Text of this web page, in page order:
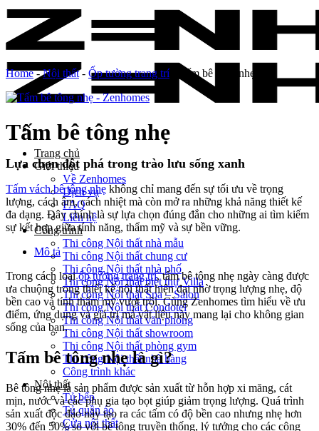
Skip
content
Trang chủ
Giới thiệu
Về Zenhomes
Dịch vụ
FAQ
Liên hệ
Công trình
Thi công Nội thất nhà mẫu
Thi công Nội thất chung cư
Thi công Nội thất nhà phố
Thi công Nội thất biệt thự Villa
Thi công Nội thất Spa – Salon
Thi công Nội thất Condotel
Thi công Nội thất văn phòng
Thi công Nội thất showroom
Thi công Nội thất phòng gym
Thi công Nội thất nhà hàng
Công trình khác
Nội thất
Tủ bếp
Tủ quần áo
Cửa nội thất
Home-Nội thất- Ốp tường trang trí- Tấm bê tông nhẹ
Tấm bê tông nhẹ
Lựa chọn đột phá trong trào lưu sống xanh
Tấm vách bê tông nhẹ không chỉ mang đến sự tối ưu về trọng
lượng, cách âm, cách nhiệt mà còn mở ra những khả năng thiết kế
đa dạng. Đây chính là sự lựa chọn đúng đắn cho những ai tìm kiếm
sự kết hợp giữa tính năng, thẩm mỹ và sự bền vững.
Mô tả
Trong cách loạiốp tường trang trí, tấm bê tông nhẹ ngày càng được
ưa chuộng trong thiết kế nội thất hiện đại nhờ trọng lượng nhẹ, độ
bền cao và tính thẩm mỹ vượt trội. Cùng Zenhomes tìm hiểu về ưu
điểm, ứng dụng và giá trị mà vật liệu này mang lại cho không gian
sống của bạn.
Tấm bê tông nhẹ là gì?
Bê tông nhẹ là sản phẩm được sản xuất từ hỗn hợp xi măng, cát
mịn, nước và các phụ gia tạo bọt giúp giảm trọng lượng. Quá trình
sản xuất độc đáo này tạo ra các tấm có độ bền cao nhưng nhẹ hơn
30% đến 50% so với bê tông truyền thống, lý tưởng cho các công